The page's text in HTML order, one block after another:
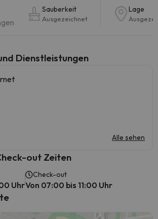
Sauberkeit
Ausgezeichnet
Lage
Dienstleistungen
Alle sehen
out Zeiten
Uhr
Check-out
Von 07:00 bis 11:00 Uhr